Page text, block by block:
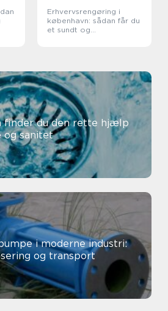
Erhvervsrengøring i
københavn: sådan får du
et sundt og
og sanitet
i moderne industri:
og transport